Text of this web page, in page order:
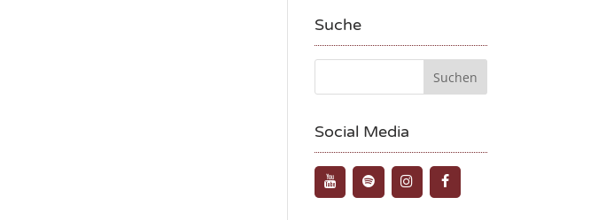
Suche
Social Media